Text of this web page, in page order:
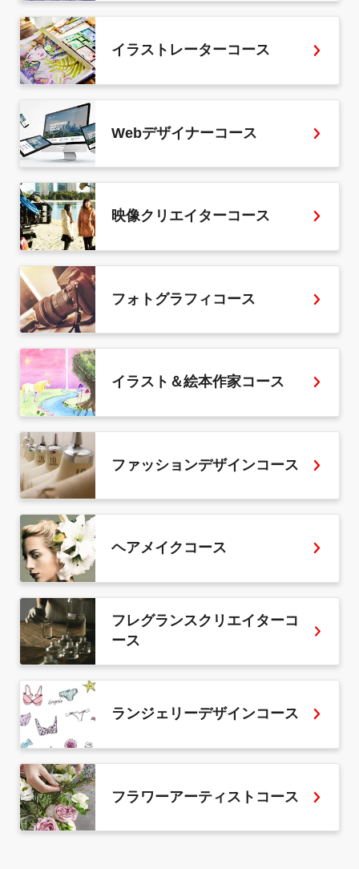
イラストレーターコース
Webデザイナーコース
映像クリエイターコース
フォトグラフィコース
イラスト＆絵本作家コース
ファッションデザインコース
ヘアメイクコース
フレグランスクリエイターコ
ース
ランジェリーデザインコース
フラワーアーティストコース